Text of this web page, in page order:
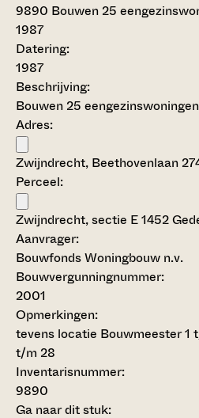
9890 Bouwen 25
1987
Datering:
1987
Beschrijving:
Bouwen 25
Adres:
Zwijndrecht, Beethovenlaan
Perceel:
Zwijndrecht, sectie E 1452
Aanvrager:
Bouwfonds Woningbouw n.v.
Bouwvergunningnummer:
2001
Opmerkingen:
tevens locatie Bouwmeester 1
t/m 28
Inventarisnummer:
9890
Ga naar dit stuk: